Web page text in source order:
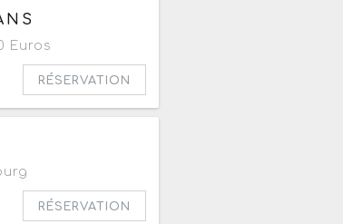
Euros
RÉSERVATION
RÉSERVATION